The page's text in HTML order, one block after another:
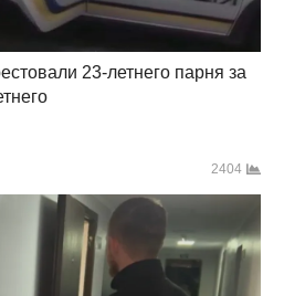
23-летнего парня за
2404